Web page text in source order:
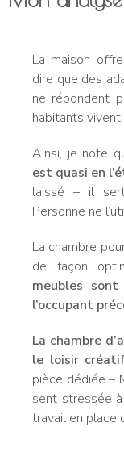
La maison offre
dire que des
ne répondent
habitants vivent
Ainsi, je note
est quasi en
laissé – il
Personne ne
La chambre
de façon
meubles
l’occupant
La chambre
le loisir
pièce dédiée –
sent stressée
travail en place